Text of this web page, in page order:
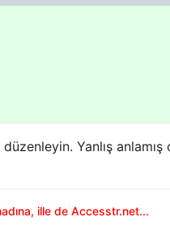
Yanlış
ille de Accesstr.net...